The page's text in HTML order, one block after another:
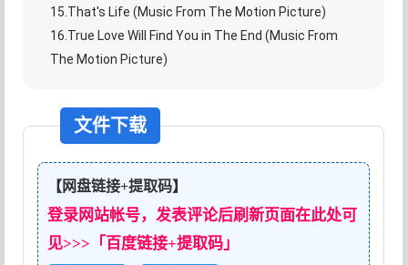
15.That's Life (Music From The Motion Picture)
16.True Love Will Find You in The End (Music From
The Motion Picture)
文件下载
【网盘链接+提取码】
登录网站帐号，发表评论后刷新页面在此处可
见>>>「百度链接+提取码」